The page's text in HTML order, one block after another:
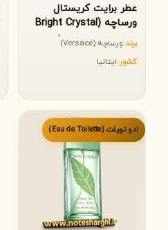
عطر برایت کریستال
ورساچه (Bright Crystal
Versace)
برند:ورساچه (Versace)
کشور:ایتالیا
ادو تویلت (Eau de Toilette)